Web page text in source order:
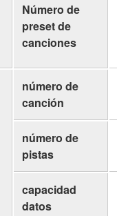
Número de
preset de
canciones
número de
canción
número de
pistas
capacidad
datos